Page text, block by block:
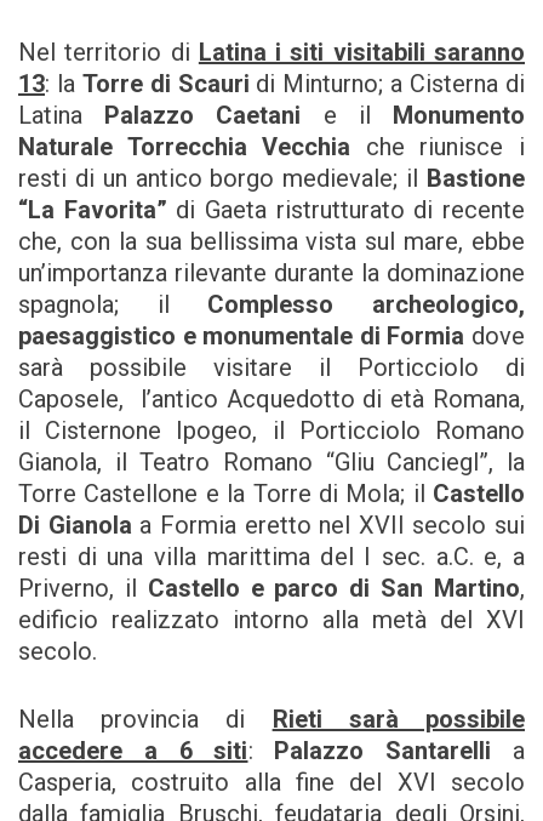
Nel territorio di Latina i siti visitabili saranno
13: la Torre di Scauri di Minturno; a Cisterna di
Latina Palazzo Caetani e il Monumento
Naturale Torrecchia Vecchia che riunisce i
resti di un antico borgo medievale; il Bastione
“La Favorita” di Gaeta ristrutturato di recente
che, con la sua bellissima vista sul mare, ebbe
un’importanza rilevante durante la dominazione
spagnola; il Complesso archeologico,
paesaggistico e monumentale di Formia dove
sarà possibile visitare il Porticciolo di
Caposele, l’antico Acquedotto di età Romana,
il Cisternone Ipogeo, il Porticciolo Romano
Gianola, il Teatro Romano “Gliu Canciegl”, la
Torre Castellone e la Torre di Mola; il Castello
Di Gianola a Formia eretto nel XVII secolo sui
resti di una villa marittima del I sec. a.C. e, a
Priverno, il Castello e parco di San Martino,
edificio realizzato intorno alla metà del XVI
secolo.
Nella provincia di Rieti sarà possibile
accedere a 6 siti: Palazzo Santarelli a
Casperia, costruito alla fine del XVI secolo
dalla famiglia Bruschi, feudataria degli Orsini,